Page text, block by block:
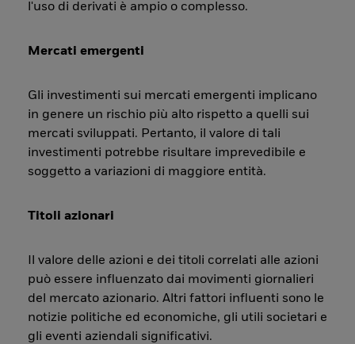
l'uso di derivati è ampio o complesso.
Mercati emergenti
Gli investimenti sui mercati emergenti implicano
in genere un rischio più alto rispetto a quelli sui
mercati sviluppati. Pertanto, il valore di tali
investimenti potrebbe risultare imprevedibile e
soggetto a variazioni di maggiore entità.
Titoli azionari
Il valore delle azioni e dei titoli correlati alle azioni
può essere influenzato dai movimenti giornalieri
del mercato azionario. Altri fattori influenti sono le
notizie politiche ed economiche, gli utili societari e
gli eventi aziendali significativi.